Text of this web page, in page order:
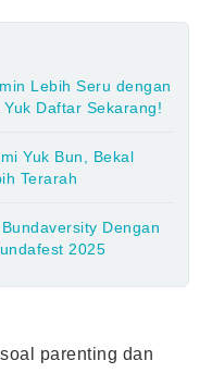
Lebih Seru dengan
Daftar Sekarang!
Yuk Bun, Bekal
Terarah
Dengan
2025
parenting dan